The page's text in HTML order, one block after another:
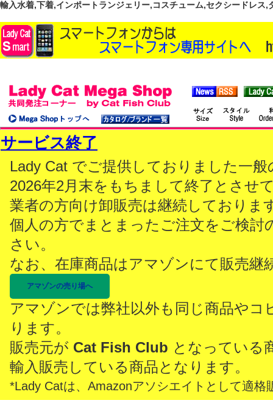
輸入水着,下着,インポートランジェリー,コスチューム,セクシードレス
サービス終了
Lady Cat でご提供しておりました一
2026年2月末をもちまして終了とさせ
業者の方向け卸販売は継続しておりま
個人の方でまとまったご注文をご検討
さい。
なお、在庫商品はアマゾンにて販売継
アマゾンの売り場へ
アマゾンでは弊社以外も同じ商品やコ
ります。
販売元が Cat Fish Club となっている
輸入販売している商品となります。
*Lady Catは、Amazonアソシエイトとして適格